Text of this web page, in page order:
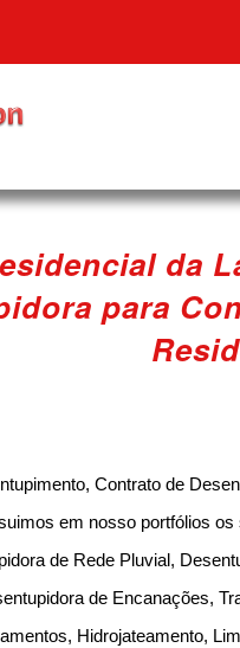
da
para
Contrato de
em nosso portfólios
de Rede Pluvial,
de Encanações,
Hidrojateamento,